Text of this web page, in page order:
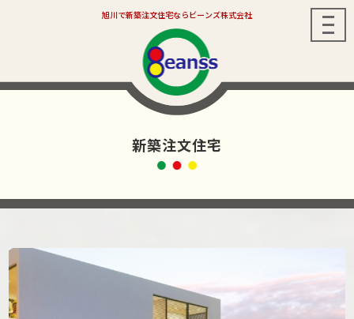
旭川で新築注文住宅ならビーンズ株式会社
メ
ニ
新築注文住宅